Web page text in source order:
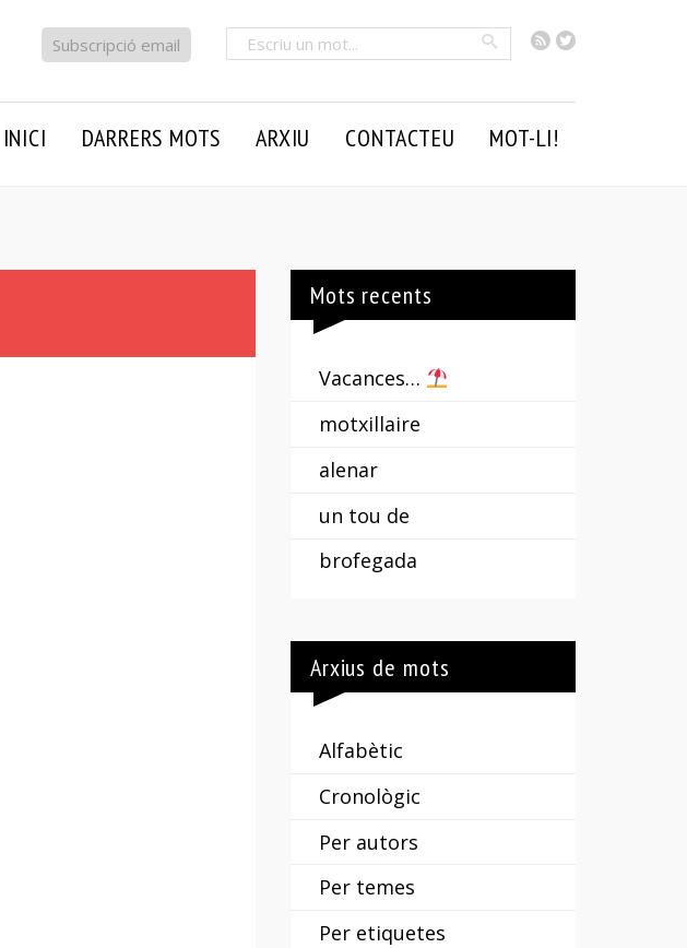
RSSTwitter
Cercar
Subscripció email
INICI DARRERS MOTS ARXIU CONTACTEU MOT-LI!
Mots recents
Vacances…
motxillaire
alenar
un tou de
brofegada
Arxius de mots
Alfabètic
Cronològic
Per autors
Per temes
Per etiquetes